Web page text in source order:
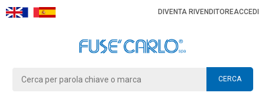
DIVENTA RIVENDITOREACCEDI
CERCA